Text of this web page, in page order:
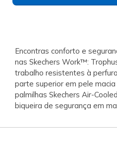
Encontras conforto e
nas Skechers Work™:
trabalho resistentes à
parte superior em pele
palmilhas Skechers Air-
biqueira de segurança em